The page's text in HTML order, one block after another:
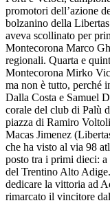
promotori dell’azione
bolzanino della
aveva scollinato per
Montecorona Marco
regionali. Quarta e
Montecorona Mirko
ma non è tutto, perché
Dalla Costa e Samuel
corale del club di Palù
piazza di Ramiro
Macas Jimenez
che ha visto al via 98
posto tra i primi dieci:
del Trentino Alto
dedicare la vittoria ad
rimarcato il vincitore